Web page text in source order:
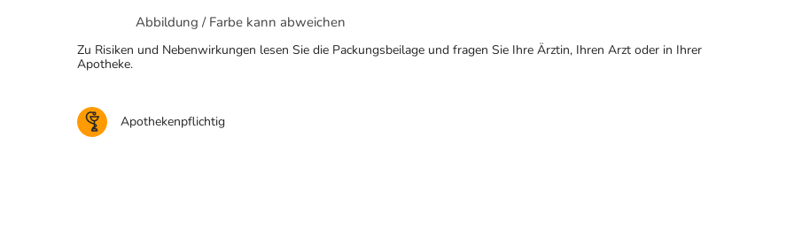
Abbildung / Farbe kann abweichen
Zu Risiken und Nebenwirkungen lesen Sie die Packungsbeilage und fragen Sie Ihre Ärztin, Ihren Arzt oder in Ihrer
Apotheke.
Apothekenpflichtig